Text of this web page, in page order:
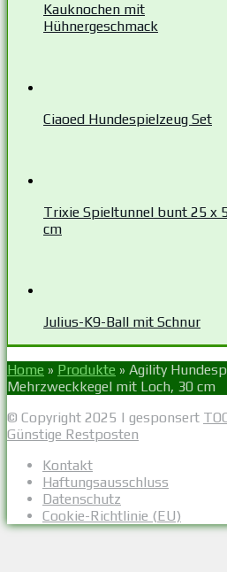
Kauknochen mit
Hühnergeschmack
Ciaoed Hundespielzeug Set
Trixie Spieltunnel bunt 25 x
cm
Julius-K9-Ball mit Schnur
Home » Produkte » Agility
Mehrzweckkegel mit Loch, 30 cm
© Copyright 2025 | gesponsert
Günstige Restposten
Kontakt
Haftungsausschluss
Datenschutz
Cookie-Richtlinie (EU)